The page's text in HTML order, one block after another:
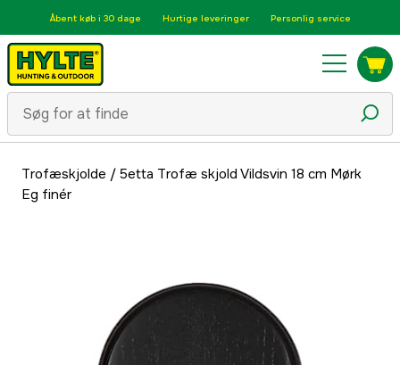
Åbent køb i 30 dage Hurtige leveringer Personlig service
Trofæskjolde / 5etta Trofæ skjold Vildsvin 18 cm Mørk
Eg finér